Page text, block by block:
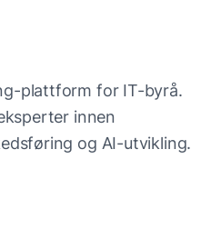
plattform for IT-byrå.
innen
og AI-utvikling.